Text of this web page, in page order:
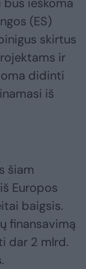
bus ieškoma
(ES)
skirtus
ir
didinti
iš
šiam
Europos
baigsis.
finansavimą
dar 2 mlrd.